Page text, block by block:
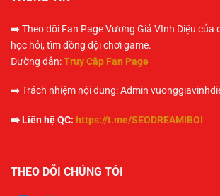
➡️ Theo dõi Fan Page Vương Giả VInh Diệu của
học hỏi, tìm đồng đội chơi game.
Đường dẫn:Truy Cập Fan Page
➡️ Trách nhiệm nội dung: Admin
➡️ Liên hệ QC: https://t.me/SEODREAMIBOI
THEO DÕI CHÚNG TÔI